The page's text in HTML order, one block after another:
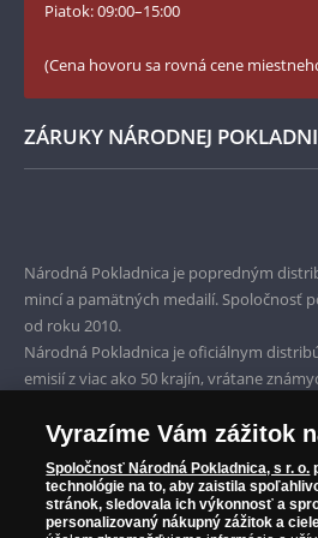
Piatok: 09:00–15:00
(Cena hovoru sa rovná cene
ZÁRUKY NÁRODNEJ
Garancia najvyššej kvality
Iba originálne produkty
Národná Pokladnica je popredným
mincí a pamätných medailí. Spoločnosť
od roku 2010.
Národná Pokladnica je oficiálnym
emisií z viac ako 50 krajín, vrátane
Parížska mincovňa, Nórska mincovňa,
Austrálska mincovňa Perth. Spoločnosť
zberateľom garantuje, že všetky
prvotriednej kvalite, čo je doložené aj
Vyrazíme Vám zážitok
Spoločnosť Národná Pokladnica, s r. o.
technológie na to, aby zaistila
stránok, sledovala ich výkonnosť a
personalizovaný nákupný zážitok a